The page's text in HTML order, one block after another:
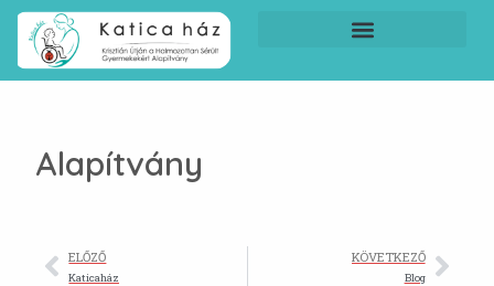
Alapítvány
ELŐZŐ
Katicaház
KÖVETKEZŐ
Blog